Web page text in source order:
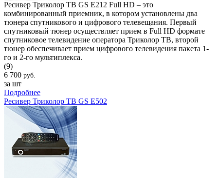
Ресивер Триколор ТВ GS E212 Full HD – это
комбинированный приемник, в котором установлены два
тюнера спутникового и цифрового телевещания. Первый
спутниковый тюнер осуществляет прием в Full HD формате
спутниковое телевидение оператора Триколор ТВ, второй
тюнер обеспечивает прием цифрового телевидения пакета 1-
го и 2-го мультиплекса.
(9)
6 700 руб.
за шт
Подробнее
Ресивер Триколор ТВ GS E502